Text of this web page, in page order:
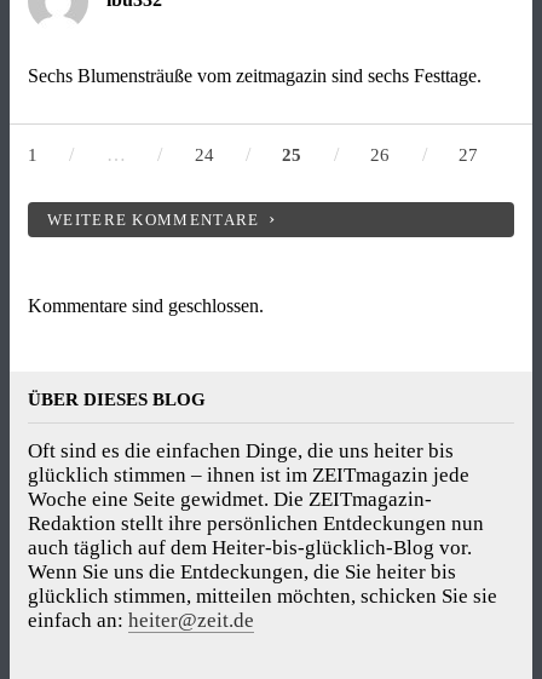
Sechs Blumensträuße vom zeitmagazin sind sechs Festtage.
1 / … / 24 / 25 / 26 / 27
WEITERE KOMMENTARE
Kommentare sind geschlossen.
ÜBER DIESES BLOG
Oft sind es die einfachen Dinge, die uns heiter bis
glücklich stimmen – ihnen ist im ZEITmagazin jede
Woche eine Seite gewidmet. Die ZEITmagazin-
Redaktion stellt ihre persönlichen Entdeckungen nun
auch täglich auf dem Heiter-bis-glücklich-Blog vor.
Wenn Sie uns die Entdeckungen, die Sie heiter bis
glücklich stimmen, mitteilen möchten, schicken Sie sie
einfach an: heiter@zeit.de